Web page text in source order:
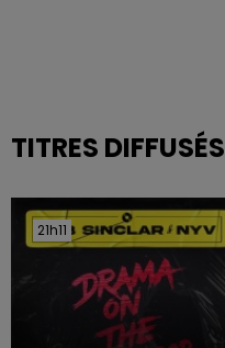
TITRES DIFFUSÉS
21h11
21h11